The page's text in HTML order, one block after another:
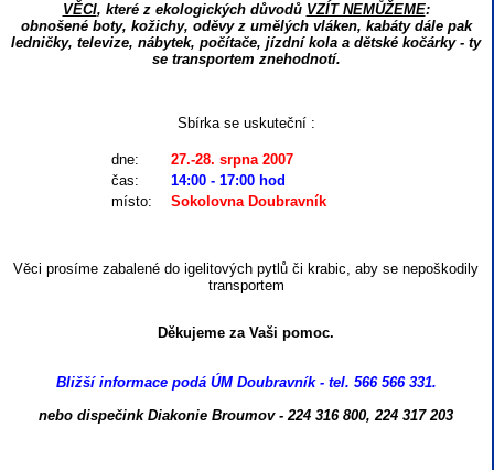
VĚCI, které z ekologických důvodů VZÍT NEMŮŽEME:
obnošené boty, kožichy, oděvy z umělých vláken, kabáty dále pak
ledničky, televize, nábytek, počítače, jízdní kola a dětské kočárky - ty
se transportem znehodnotí.
Sbírka se uskuteční :
dne:
27.-28. srpna 2007
čas:
14:00 - 17:00 hod
místo:
Sokolovna Doubravník
Věci prosíme zabalené do igelitových pytlů či krabic, aby se nepoškodily
transportem
Děkujeme za Vaši pomoc.
Bližší informace podá ÚM Doubravník - tel. 566 566 331.
nebo dispečink Diakonie Broumov - 224 316 800, 224 317 203